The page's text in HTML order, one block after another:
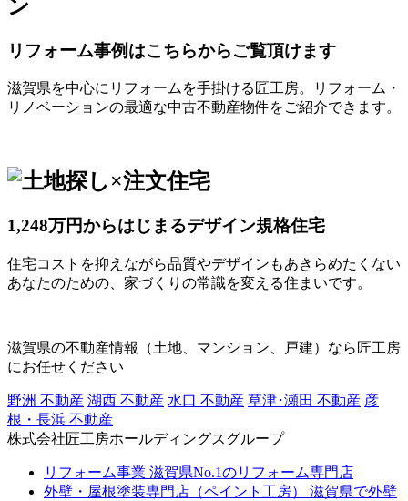
リフォーム事例はこちらからご覧頂けます
滋賀県を中心にリフォームを手掛ける匠工房。リフォーム・
リノベーションの最適な中古不動産物件をご紹介できます。
1,248万円からはじまるデザイン規格住宅
住宅コストを抑えながら品質やデザインもあきらめたくない
あなたのための、家づくりの常識を変える住まいです。
滋賀県の不動産情報（土地、マンション、戸建）なら匠工房
にお任せください
野洲 不動産 湖西 不動産 水口 不動産 草津･瀬田 不動産 彦
根・長浜 不動産
株式会社匠工房ホールディングスグループ
リフォーム事業 滋賀県No.1のリフォーム専門店
外壁・屋根塗装専門店（ペイント工房）
滋賀県で外壁